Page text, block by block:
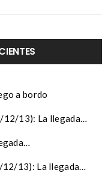
a bordo
13): La llegada…
13): La llegada…